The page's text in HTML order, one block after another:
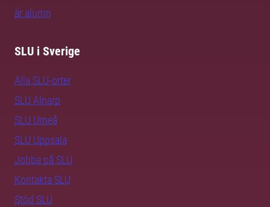
är alumn
SLU i Sverige
Alla SLU-orter
SLU Alnarp
SLU Umeå
SLU Uppsala
Jobba på SLU
Kontakta SLU
Stöd SLU